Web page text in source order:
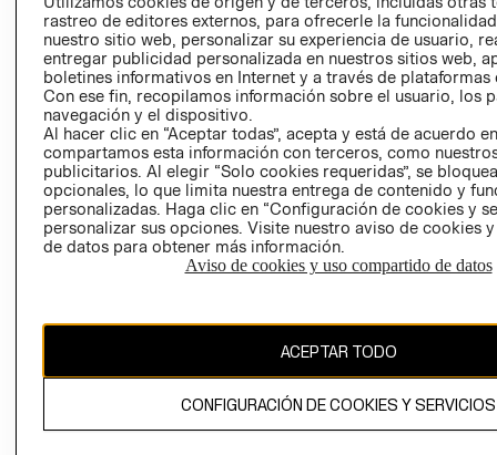
QUEJAS Y
RECLAMOS
Colombia ($)
CAMBIAR REGIÓN
propiedad de H&M Hennes & Mauritz AB.
rastreo de editores externos, para ofrecerle la
nuestro sitio web, personalizar su experiencia de usuario,
entregar publicidad personalizada en nuestros sitios web,
boletines informativos en Internet y a través de plataformas
Con ese fin, recopilamos información sobre el usuario, los
navegación y el dispositivo.
Al hacer clic en “Aceptar todas”, acepta y está de acuerdo
compartamos esta información con terceros, como
publicitarios. Al elegir “Solo cookies requeridas”, se
opcionales, lo que limita nuestra entrega de contenido y
personalizadas. Haga clic en “Configuración de cookies y
personalizar sus opciones. Visite nuestro aviso de cookies
de datos para obtener más información.
Aviso de cookies y uso compartido de datos
ACEPTAR TODO
CONFIGURACIÓN DE COOKIES Y SERVICIOS